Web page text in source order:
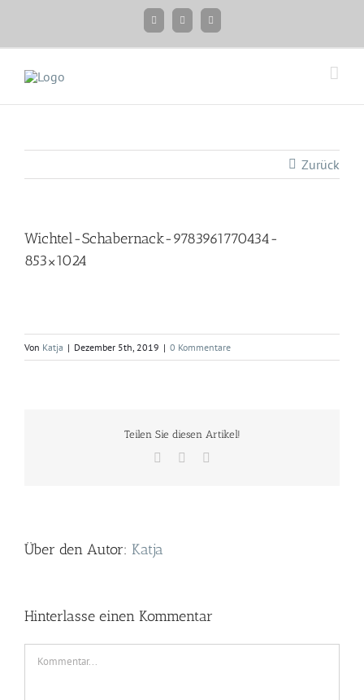
FacebookInstagramTwitter
Zurück
Wichtel-Schabernack-9783961770434-
853×1024
Von Katja | Dezember 5th, 2019 | 0 Kommentare
Teilen Sie diesen Artikel!
Facebook
Twitter
Über den Autor: Katja
Hinterlasse einen Kommentar
Kommentar